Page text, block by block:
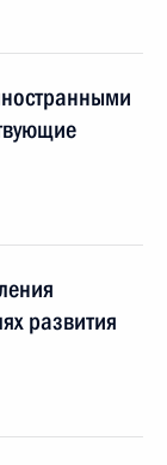
развития